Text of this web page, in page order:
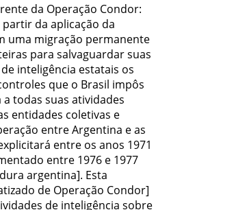
da Operação Condor:
partir da aplicação da
uma migração permanente
para salvaguardar suas
inteligência estatais os
que o Brasil impôs
todas suas atividades
entidades coletivas e
entre Argentina e as
entre os anos 1971
entre 1976 e 1977
argentina]. Esta
de Operação Condor]
de inteligência sobre